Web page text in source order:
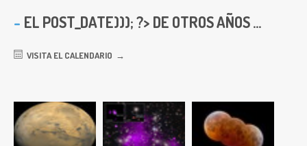
EL POST_DATE))); ?> DE OTROS AÑOS ...
VISITA EL CALENDARIO